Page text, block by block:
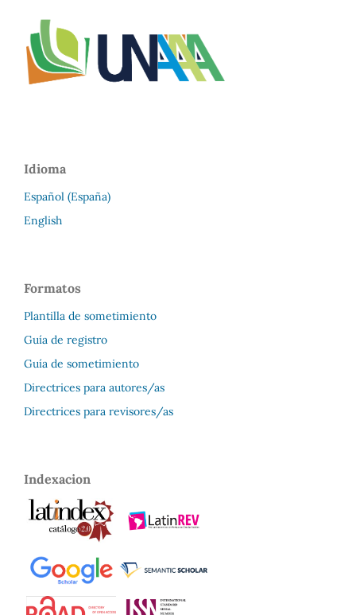
Idioma
Español (España)
English
Formatos
Plantilla de sometimiento
Guía de registro
Guía de sometimiento
Directrices para autores/as
Directrices para revisores/as
Indexacion